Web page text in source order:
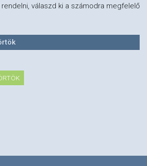
válaszd ki a számodra megfelelő